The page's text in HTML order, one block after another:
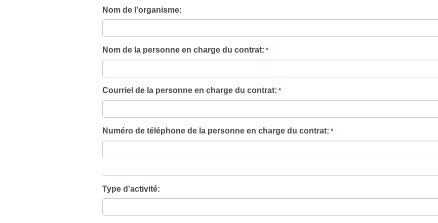
Nom de l'organisme:
Nom de la personne en charge du contrat: *
Courriel de la personne en charge du contrat: *
Numéro de téléphone de la personne en charge du contrat: *
Type d'activité: